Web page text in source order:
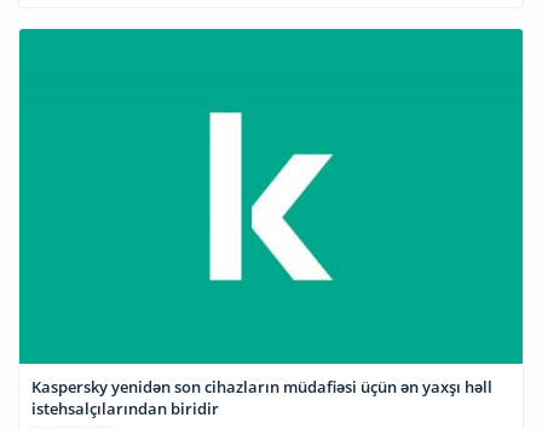
Kaspersky yenidən son cihazların müdafiəsi üçün ən yaxşı həll
istehsalçılarından biridir